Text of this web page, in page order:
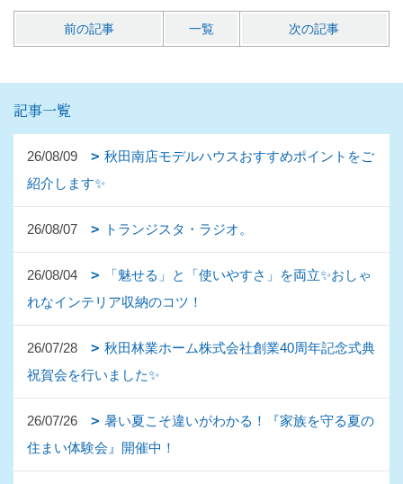
前の記事 一覧 次の記事
記事一覧
26/08/09
秋田南店モデルハウスおすすめポイントをご
紹介します✨
26/08/07 トランジスタ・ラジオ。
26/08/04
「魅せる」と「使いやすさ」を両立✨おしゃ
れなインテリア収納のコツ！
26/07/28
秋田林業ホーム株式会社創業40周年記念式典
祝賀会を行いました✨
26/07/26
暑い夏こそ違いがわかる！『家族を守る夏の
住まい体験会』開催中！